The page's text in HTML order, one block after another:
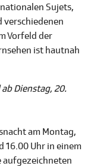
Sujets,
verschiedenen
Vorfeld der
ist hautnah
Dienstag, 20.
am Montag,
16.00 Uhr in einem